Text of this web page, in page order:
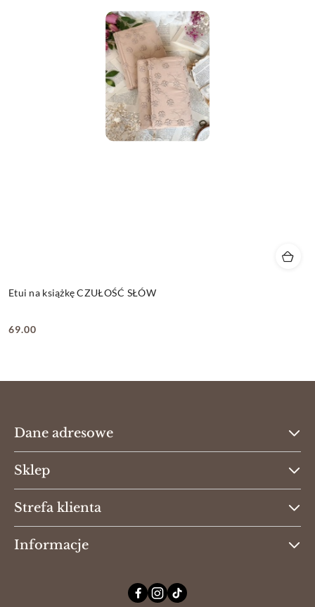
Etui na książkę CZUŁOŚĆ SŁÓW
Cena:
69.00
Dane adresowe
Sklep
Strefa klienta
Informacje